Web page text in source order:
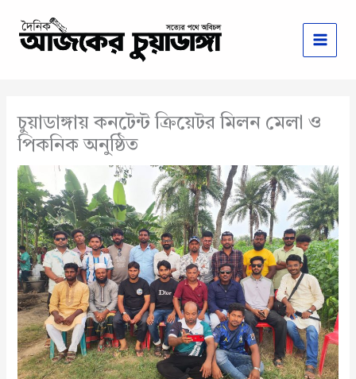
content
চুয়াডাঙ্গায় কনটেন্ট ক্রিয়েটর মিলন মেলা ও
পিকনিক অনুষ্ঠিত